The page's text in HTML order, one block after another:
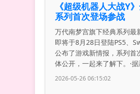
《超级机器人大战Y
系列首次登场参战
万代南梦宫旗下经典系列最
即将于8月28日登陆PS5、
公布了游戏新情报，系列首
体公开，一起来了解下。·
2026-05-26 06:15:02